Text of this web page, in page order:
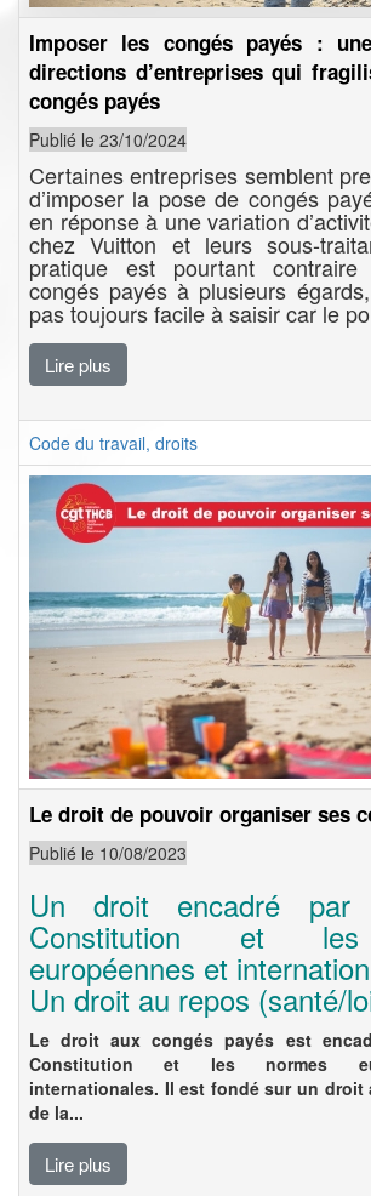
Imposer les congés payés :
directions d’entreprises qui
congés payés
Publié le 23/10/2024
Certaines entreprises semblent
d’imposer la pose de congés
en réponse à une variation
chez Vuitton et leurs sous-
pratique est pourtant
congés payés à plusieurs
pas toujours facile à saisir car le
Lire plus
Code du travail, droits
Le droit de pouvoir organiser ses
Publié le 10/08/2023
Un droit encadré
Constitution et
européennes et
Un droit au repos (santé/
Le droit aux congés payés est
Constitution et les normes
internationales. Il est fondé sur un droit
de la...
Lire plus